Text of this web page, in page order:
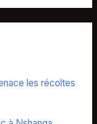
les récoltes